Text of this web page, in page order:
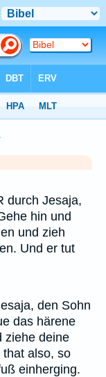
durch Jesaja,
hin und
und zieh
Und er tut
den Sohn
das härene
ziehe deine
also, so
einherging.